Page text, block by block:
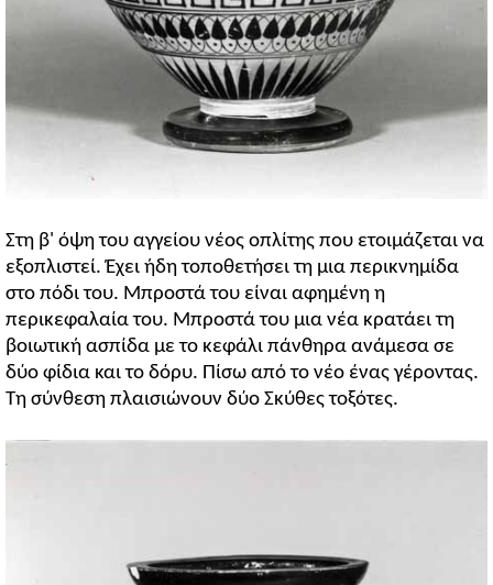
Στη β' όψη του αγγείου νέος οπλίτης που ετοιμάζεται να
εξοπλιστεί. Έχει ήδη τοποθετήσει τη μια περικνημίδα
στο πόδι του. Μπροστά του είναι αφημένη η
περικεφαλαία του. Μπροστά του μια νέα κρατάει τη
βοιωτική ασπίδα με το κεφάλι πάνθηρα ανάμεσα σε
δύο φίδια και το δόρυ. Πίσω από το νέο ένας γέροντας.
Τη σύνθεση πλαισιώνουν δύο Σκύθες τοξότες.